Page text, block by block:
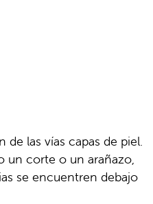
de las vías capas de piel.
un corte o un arañazo,
se encuentren debajo